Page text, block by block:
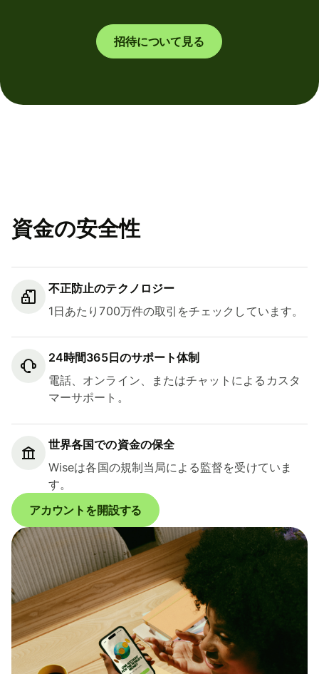
招待について見る
資金の安全性
不正防止のテクノロジー
1日あたり700万件の取引をチェックしています。
24時間365日のサポート体制
電話、オンライン、またはチャットによるカスタ
マーサポート。
世界各国での資金の保全
Wiseは各国の規制当局による監督を受けていま
す。
アカウントを開設する